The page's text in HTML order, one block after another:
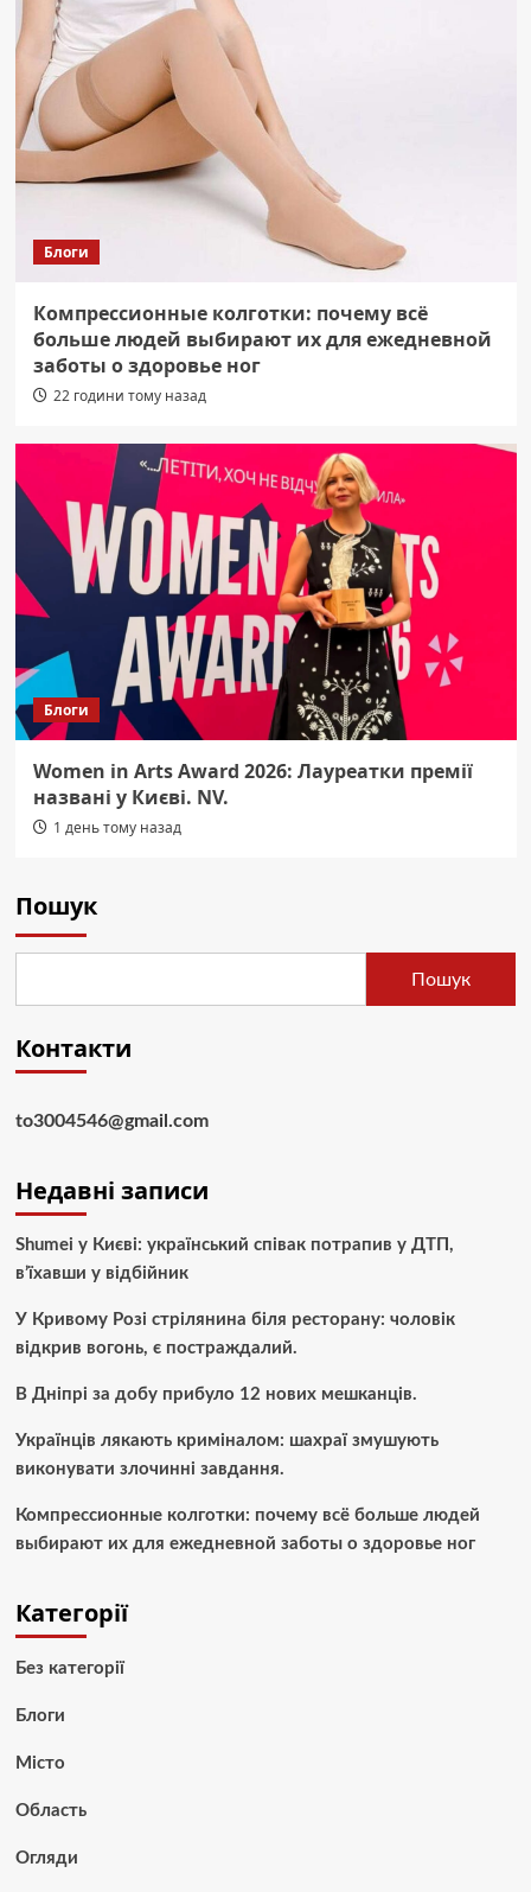
Блоги
Компрессионные колготки: почему всё
больше людей выбирают их для ежедневной
заботы о здоровье ног
22 години тому назад
Блоги
Women in Arts Award 2026: Лауреатки премії
названі у Києві. NV.
1 день тому назад
Пошук
Пошук
Контакти
to3004546@gmail.com
Недавні записи
Shumei у Києві: український співак потрапив у ДТП,
в’їхавши у відбійник
У Кривому Розі стрілянина біля ресторану: чоловік
відкрив вогонь, є постраждалий.
В Дніпрі за добу прибуло 12 нових мешканців.
Українців лякають криміналом: шахраї змушують
виконувати злочинні завдання.
Компрессионные колготки: почему всё больше людей
выбирают их для ежедневной заботы о здоровье ног
Категорії
Без категорії
Блоги
Місто
Область
Огляди